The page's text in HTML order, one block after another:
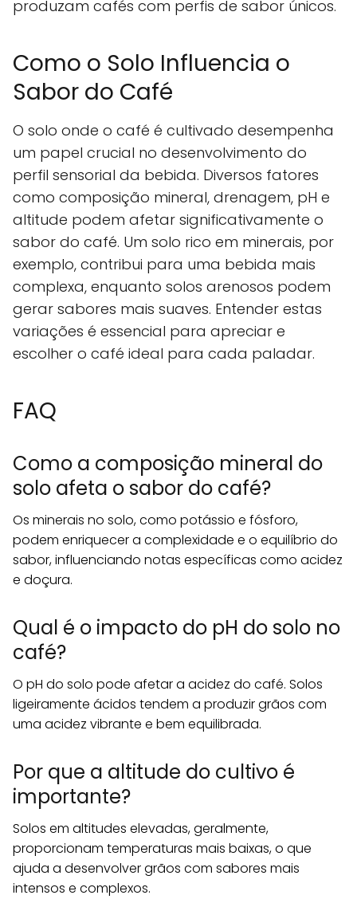
produzam cafés com perfis de sabor únicos.
Como o Solo Influencia o
Sabor do Café
O solo onde o café é cultivado desempenha
um papel crucial no desenvolvimento do
perfil sensorial da bebida. Diversos fatores
como composição mineral, drenagem, pH e
altitude podem afetar significativamente o
sabor do café. Um solo rico em minerais, por
exemplo, contribui para uma bebida mais
complexa, enquanto solos arenosos podem
gerar sabores mais suaves. Entender estas
variações é essencial para apreciar e
escolher o café ideal para cada paladar.
FAQ
Como a composição mineral do
solo afeta o sabor do café?
Os minerais no solo, como potássio e fósforo,
podem enriquecer a complexidade e o equilíbrio do
sabor, influenciando notas específicas como acidez
e doçura.
Qual é o impacto do pH do solo no
café?
O pH do solo pode afetar a acidez do café. Solos
ligeiramente ácidos tendem a produzir grãos com
uma acidez vibrante e bem equilibrada.
Por que a altitude do cultivo é
importante?
Solos em altitudes elevadas, geralmente,
proporcionam temperaturas mais baixas, o que
ajuda a desenvolver grãos com sabores mais
intensos e complexos.